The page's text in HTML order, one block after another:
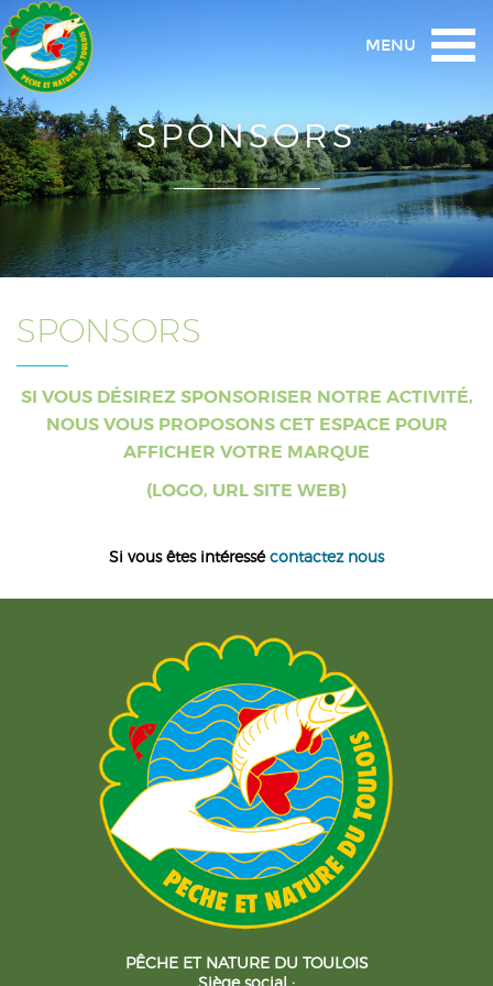
MENU
SPONSORS
SPONSORS
SI VOUS DÉSIREZ SPONSORISER NOTRE ACTIVITÉ,
NOUS VOUS PROPOSONS CET ESPACE POUR
AFFICHER VOTRE MARQUE
(LOGO, URL SITE WEB)
Si vous êtes intéressécontactez nous
PÊCHE ET NATURE DU TOULOIS
Siège social :